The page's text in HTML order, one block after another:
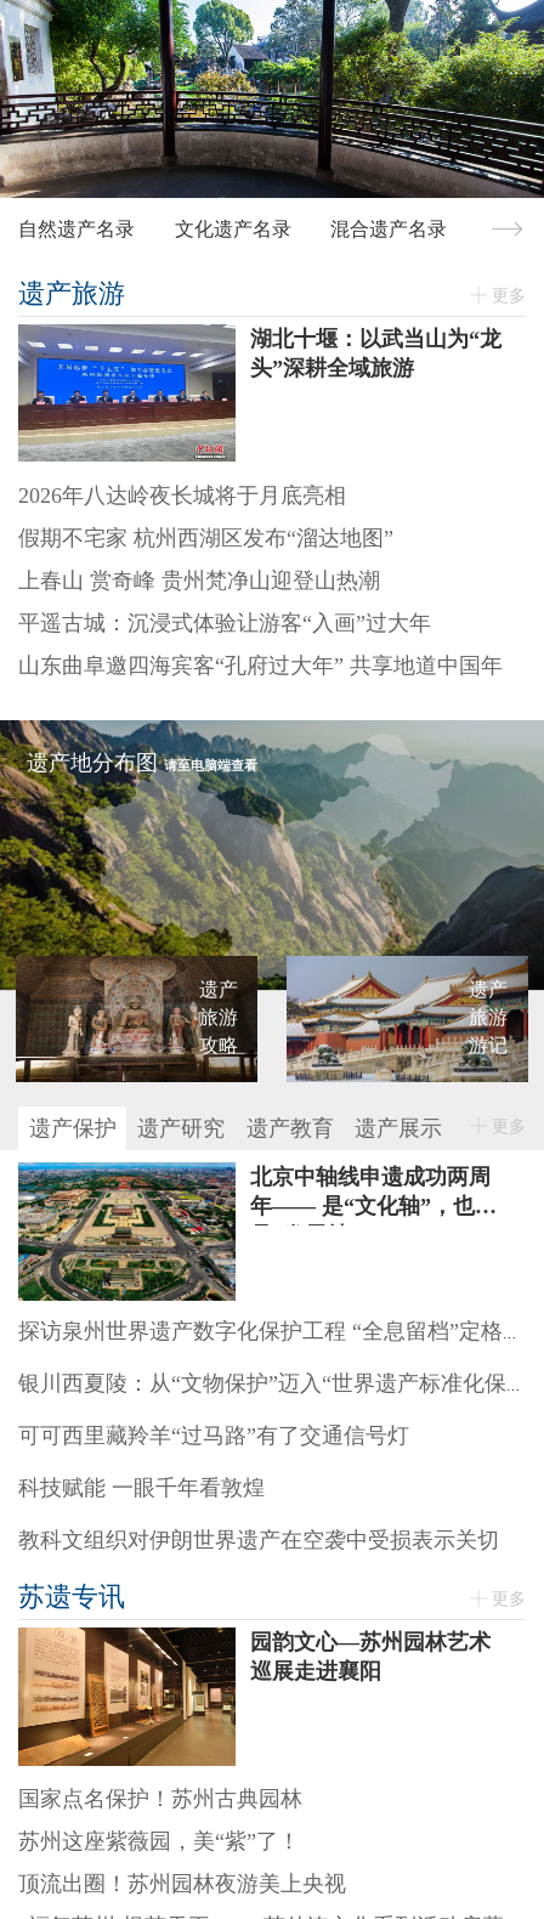
自然遗产名录 文化遗产名录 混合遗产名录
遗产旅游 更多
湖北十堰：以武当山为“龙
头”深耕全域旅游
2026年八达岭夜长城将于月底亮相
假期不宅家 杭州西湖区发布“溜达地图”
上春山 赏奇峰 贵州梵净山迎登山热潮
平遥古城：沉浸式体验让游客“入画”过大年
山东曲阜邀四海宾客“孔府过大年” 共享地道中国年
遗产地分布图请至电脑端查看
遗产
旅游
攻略
遗产
旅游
游记
遗产保护 遗产研究 遗产教育 遗产展示 更多
北京中轴线申遗成功两周
年—— 是“文化轴”，也
可可西里藏羚羊“过马路”有了交通信号灯
科技赋能 一眼千年看敦煌
教科文组织对伊朗世界遗产在空袭中受损表示关切
苏遗专讯 更多
园韵文心—苏州园林艺术
巡展走进襄阳
国家点名保护！苏州古典园林
苏州这座紫薇园，美“紫”了！
顶流出圈！苏州园林夜游美上央视